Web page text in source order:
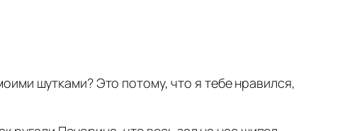
шутками? Это потому, что я тебе нравился,